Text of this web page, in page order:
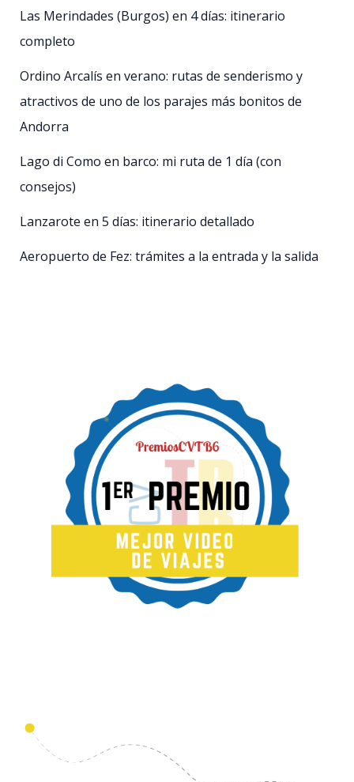
Las Merindades (Burgos) en 4 días: itinerario
completo
Ordino Arcalís en verano: rutas de senderismo y
atractivos de uno de los parajes más bonitos de
Andorra
Lago di Como en barco: mi ruta de 1 día (con
consejos)
Lanzarote en 5 días: itinerario detallado
Aeropuerto de Fez: trámites a la entrada y la salida